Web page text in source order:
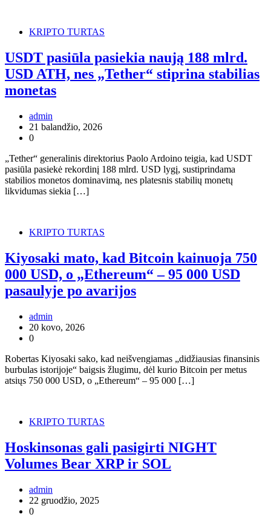
KRIPTO TURTAS
USDT pasiūla pasiekia naują 188 mlrd.
USD ATH, nes „Tether“ stiprina stabilias
monetas
admin
21 balandžio, 2026
0
„Tether“ generalinis direktorius Paolo Ardoino teigia, kad USDT
pasiūla pasiekė rekordinį 188 mlrd. USD lygį, sustiprindama
stabilios monetos dominavimą, nes platesnis stabilių monetų
likvidumas siekia […]
KRIPTO TURTAS
Kiyosaki mato, kad Bitcoin kainuoja 750
000 USD, o „Ethereum“ – 95 000 USD
pasaulyje po avarijos
admin
20 kovo, 2026
0
Robertas Kiyosaki sako, kad neišvengiamas „didžiausias finansinis
burbulas istorijoje“ baigsis žlugimu, dėl kurio Bitcoin per metus
atsiųs 750 000 USD, o „Ethereum“ – 95 000 […]
KRIPTO TURTAS
Hoskinsonas gali pasigirti NIGHT
Volumes Bear XRP ir SOL
admin
22 gruodžio, 2025
0